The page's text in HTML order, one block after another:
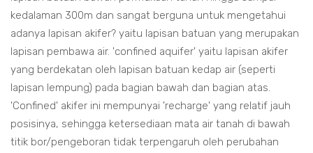
kedalaman 300m dan sangat berguna untuk mengetahui
adanya lapisan akifer? yaitu lapisan batuan yang merupakan
lapisan pembawa air. 'confined aquifer' yaitu lapisan akifer
yang berdekatan oleh lapisan batuan kedap air (seperti
lapisan lempung) pada bagian bawah dan bagian atas.
'Confined' akifer ini mempunyai 'recharge' yang relatif jauh
posisinya, sehingga ketersediaan mata air tanah di bawah
titik bor/pengeboran tidak terpengaruh oleh perubahan